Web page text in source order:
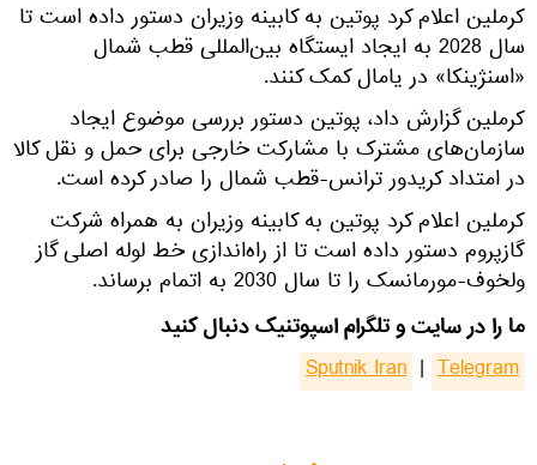
کرملین اعلام کرد پوتین به کابینه وزیران دستور داده است تا
سال 2028 به ایجاد ایستگاه بین‌المللی قطب شمال
«اسنژینکا» در یامال کمک کنند.
کرملین گزارش داد، پوتین دستور بررسی موضوع ایجاد
سازمان‌های مشترک با مشارکت خارجی برای حمل و نقل کالا
در امتداد کریدور ترانس-قطب شمال را صادر کرده است.
کرملین اعلام کرد پوتین به کابینه وزیران به همراه شرکت
گازپروم دستور داده است تا از راه‌اندازی خط لوله اصلی گاز
ولخوف-مورمانسک را تا سال 2030 به اتمام برساند.
ما را در سایت و تلگرام اسپوتنیک دنبال کنید
Sputnik Iran | Telegram